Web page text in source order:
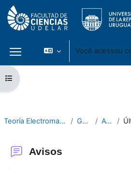
Ir para o conteúdo principal
Painel lateral
Você acessou
Abrir índice do curso
Teoría Electromagnética 2021 General Avisos
Avisos